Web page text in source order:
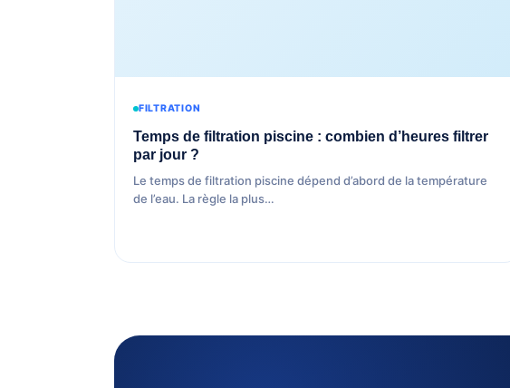
FILTRATION
Temps de filtration piscine : combien d’heures filtrer
par jour ?
Le temps de filtration piscine dépend d’abord de la température
de l’eau. La règle la plus…